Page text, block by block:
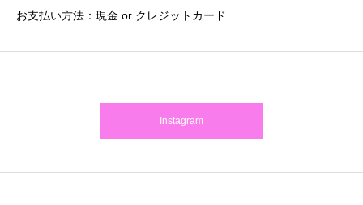
お支払い方法：現金 or クレジットカード
Instagram